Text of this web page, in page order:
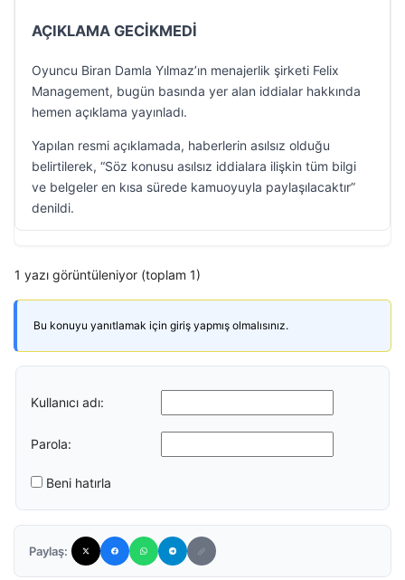
AÇIKLAMA GECİKMEDİ
Oyuncu Biran Damla Yılmaz’ın menajerlik şirketi Felix
Management, bugün basında yer alan iddialar hakkında
hemen açıklama yayınladı.
Yapılan resmi açıklamada, haberlerin asılsız olduğu
belirtilerek, “Söz konusu asılsız iddialara ilişkin tüm bilgi
ve belgeler en kısa sürede kamuoyuyla paylaşılacaktır”
denildi.
1 yazı görüntüleniyor (toplam 1)
Bu konuyu yanıtlamak için giriş yapmış olmalısınız.
Kullanıcı adı:
Parola:
Beni hatırla
Paylaş: